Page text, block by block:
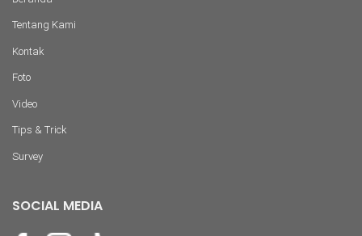
Tentang Kami
Kontak
Foto
Video
Tips & Trick
Survey
SOCIAL MEDIA